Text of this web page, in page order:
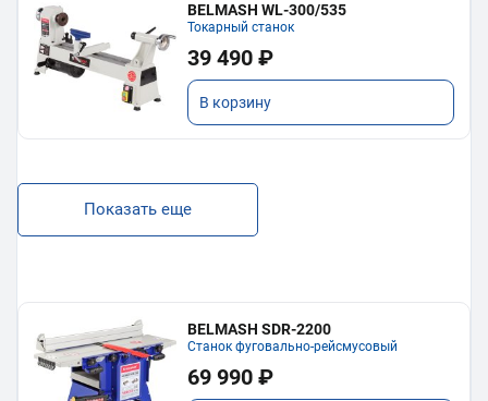
BELMASH WL-300/535
Токарный станок
39 490 ₽
В корзину
Показать еще
BELMASH SDR-2200
Станок фуговально-рейсмусовый
69 990 ₽